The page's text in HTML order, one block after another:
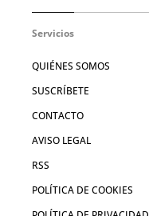
Servicios
QUIÉNES SOMOS
SUSCRÍBETE
CONTACTO
AVISO LEGAL
RSS
POLÍTICA DE COOKIES